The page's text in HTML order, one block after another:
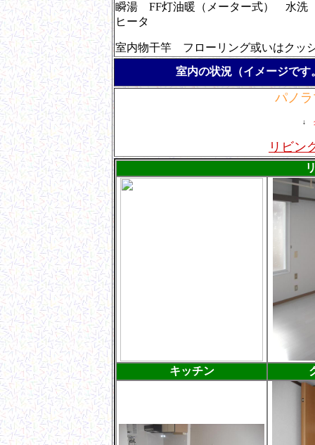
瞬湯 FF灯油暖（メーター式） 水洗
ヒータ
室内物干竿 フローリング或いはクッ
室内の状況（イメージで
パノ
↓
リビン
キッチン